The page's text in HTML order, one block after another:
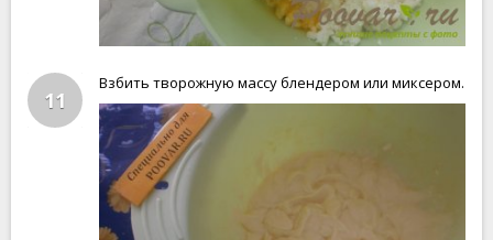
11
Взбить творожную массу блендером или миксером.